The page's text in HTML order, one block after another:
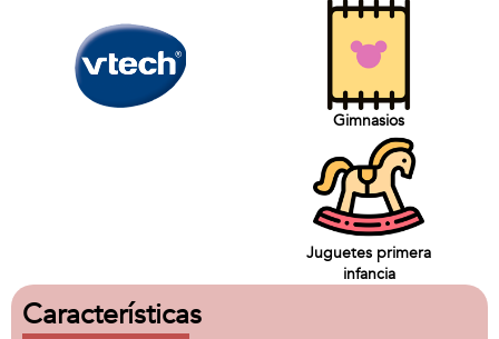
Gimnasios
Juguetes primera
infancia
Características